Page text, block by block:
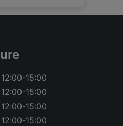
12:00-15:00
12:00-15:00
12:00-15:00
12:00-15:00